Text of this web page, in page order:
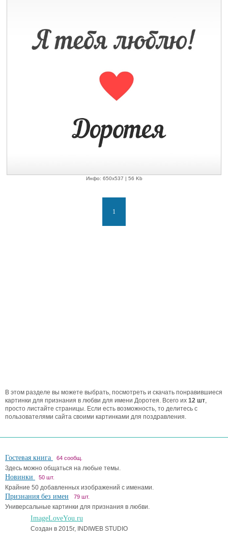
Инфо: 650х537 | 56 Kb
1
В этом разделе вы можете выбрать, посмотреть и скачать понравившиеся
картинки для признания в любви для имени Доротея. Всего их 12 шт,
просто листайте страницы. Если есть возможность, то делитесь с
пользователями сайта своими картинками для поздравления.
Гостевая книга 64 сообщ.
Здесь можно общаться на любые темы.
Новинки 50 шт.
Крайние 50 добавленных изображений с именами.
Признания без имен 79 шт.
Универсальные картинки для признания в любви.
ImageLoveYou.ru
Создан в 2015г, INDIWEB STUDIO